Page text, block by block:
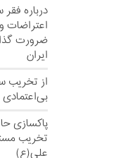
درباره
اعتراضات
ضرورت
ایران
از تخریب
بی‌اعتمادی
پاکسازی
تخریب
علی(ع)